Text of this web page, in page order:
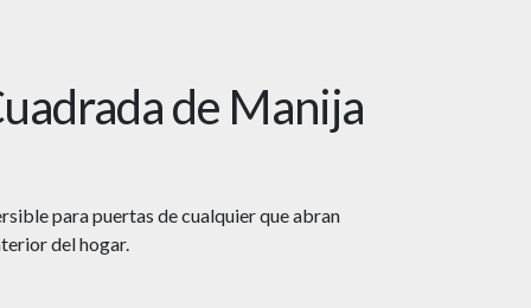
de Manija
para puertas de cualquier que abran
del hogar.